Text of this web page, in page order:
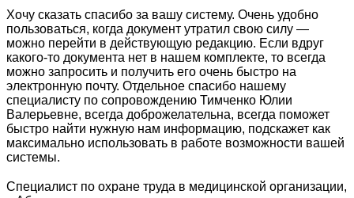
Хочу сказать спасибо за вашу систему. Очень удобно
пользоваться, когда документ утратил свою силу —
можно перейти в действующую редакцию. Если вдруг
какого-то документа нет в нашем комплекте, то всегда
можно запросить и получить его очень быстро на
электронную почту. Отдельное спасибо нашему
специалисту по сопровождению Тимченко Юлии
Валерьевне, всегда доброжелательна, всегда поможет
быстро найти нужную нам информацию, подскажет как
максимально использовать в работе возможности вашей
системы.
Специалист по охране труда в медицинской организации,